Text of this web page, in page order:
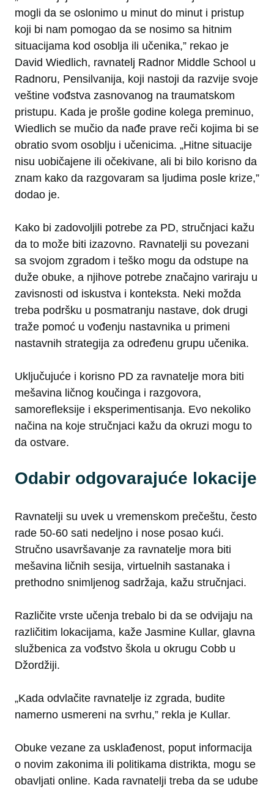
mogli da se oslonimo u minut do minut i pristup
koji bi nam pomogao da se nosimo sa hitnim
situacijama kod osoblja ili učenika,” rekao je
David Wiedlich, ravnatelj Radnor Middle School u
Radnoru, Pensilvanija, koji nastoji da razvije svoje
veštine vođstva zasnovanog na traumatskom
pristupu. Kada je prošle godine kolega preminuo,
Wiedlich se mučio da nađe prave reči kojima bi se
obratio svom osoblju i učenicima. „Hitne situacije
nisu uobičajene ili očekivane, ali bi bilo korisno da
znam kako da razgovaram sa ljudima posle krize,”
dodao je.
Kako bi zadovoljili potrebe za PD, stručnjaci kažu
da to može biti izazovno. Ravnatelji su povezani
sa svojom zgradom i teško mogu da odstupe na
duže obuke, a njihove potrebe značajno variraju u
zavisnosti od iskustva i konteksta. Neki možda
treba podršku u posmatranju nastave, dok drugi
traže pomoć u vođenju nastavnika u primeni
nastavnih strategija za određenu grupu učenika.
Uključujuće i korisno PD za ravnatelje mora biti
mešavina ličnog koučinga i razgovora,
samorefleksije i eksperimentisanja. Evo nekoliko
načina na koje stručnjaci kažu da okruzi mogu to
da ostvare.
Odabir odgovarajuće lokacije
Ravnatelji su uvek u vremenskom prečeštu, često
rade 50-60 sati nedeljno i nose posao kući.
Stručno usavršavanje za ravnatelje mora biti
mešavina ličnih sesija, virtuelnih sastanaka i
prethodno snimljenog sadržaja, kažu stručnjaci.
Različite vrste učenja trebalo bi da se odvijaju na
različitim lokacijama, kaže Jasmine Kullar, glavna
službenica za vođstvo škola u okrugu Cobb u
Džordžiji.
„Kada odvlačite ravnatelje iz zgrada, budite
namerno usmereni na svrhu,” rekla je Kullar.
Obuke vezane za usklađenost, poput informacija
o novim zakonima ili politikama distrikta, mogu se
obavljati online. Kada ravnatelji treba da se udube